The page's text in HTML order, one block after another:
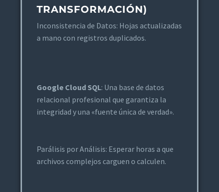
TRANSFORMACIÓN)
Inconsistencia de Datos: Hojas actualizadas
a mano con registros duplicados.
Google Cloud SQL: Una base de datos
relacional profesional que garantiza la
integridad y una «fuente única de verdad».
Parálisis por Análisis: Esperar horas a que
archivos complejos carguen o calculen.